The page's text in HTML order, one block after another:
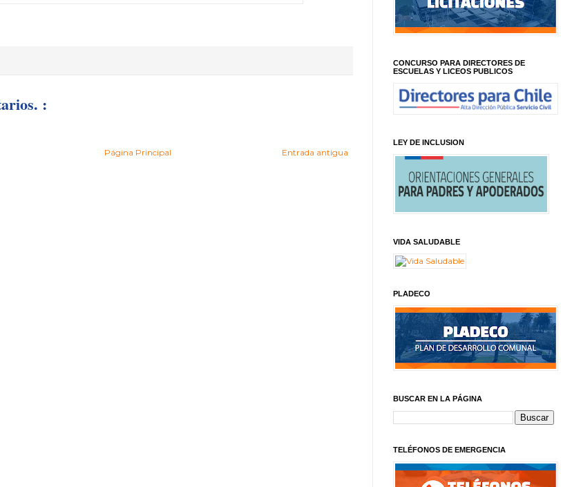
:
Entrada antigua
Página Principal
CONCURSO PARA DIRECTORES DE
ESCUELAS Y LICEOS PUBLICOS
LEY DE INCLUSION
VIDA SALUDABLE
PLADECO
BUSCAR EN LA PÁGINA
TELÉFONOS DE EMERGENCIA